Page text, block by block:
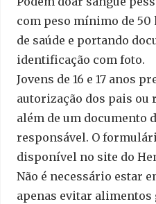
com peso mínimo de 50
de saúde e portando
identificação com foto.
Jovens de 16 e 17 anos
autorização dos pais ou
além de um documento
responsável. O
disponível no site do
Não é necessário estar
apenas evitar